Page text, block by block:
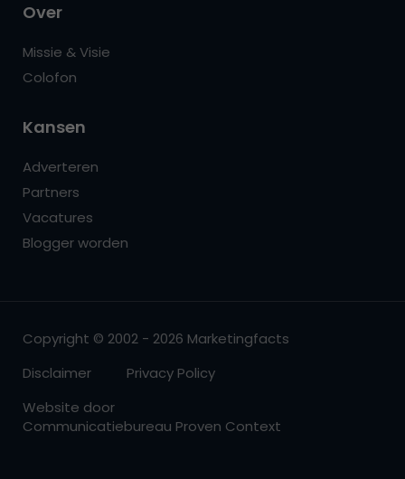
Over
Missie & Visie
Colofon
Kansen
Adverteren
Partners
Vacatures
Blogger worden
Copyright © 2002 - 2026 Marketingfacts
Disclaimer
Privacy Policy
Website door
Communicatiebureau Proven Context